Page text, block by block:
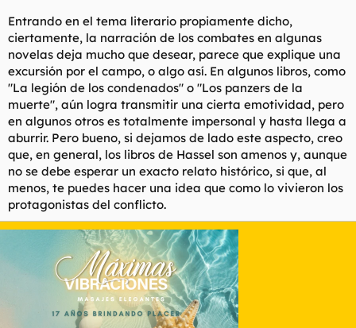
Entrando en el tema literario propiamente dicho,
ciertamente, la narración de los combates en algunas
novelas deja mucho que desear, parece que explique una
excursión por el campo, o algo así. En algunos libros, como
"La legión de los condenados" o "Los panzers de la
muerte", aún logra transmitir una cierta emotividad, pero
en algunos otros es totalmente impersonal y hasta llega a
aburrir. Pero bueno, si dejamos de lado este aspecto, creo
que, en general, los libros de Hassel son amenos y, aunque
no se debe esperar un exacto relato histórico, si que, al
menos, te puedes hacer una idea que como lo vivieron los
protagonistas del conflicto.